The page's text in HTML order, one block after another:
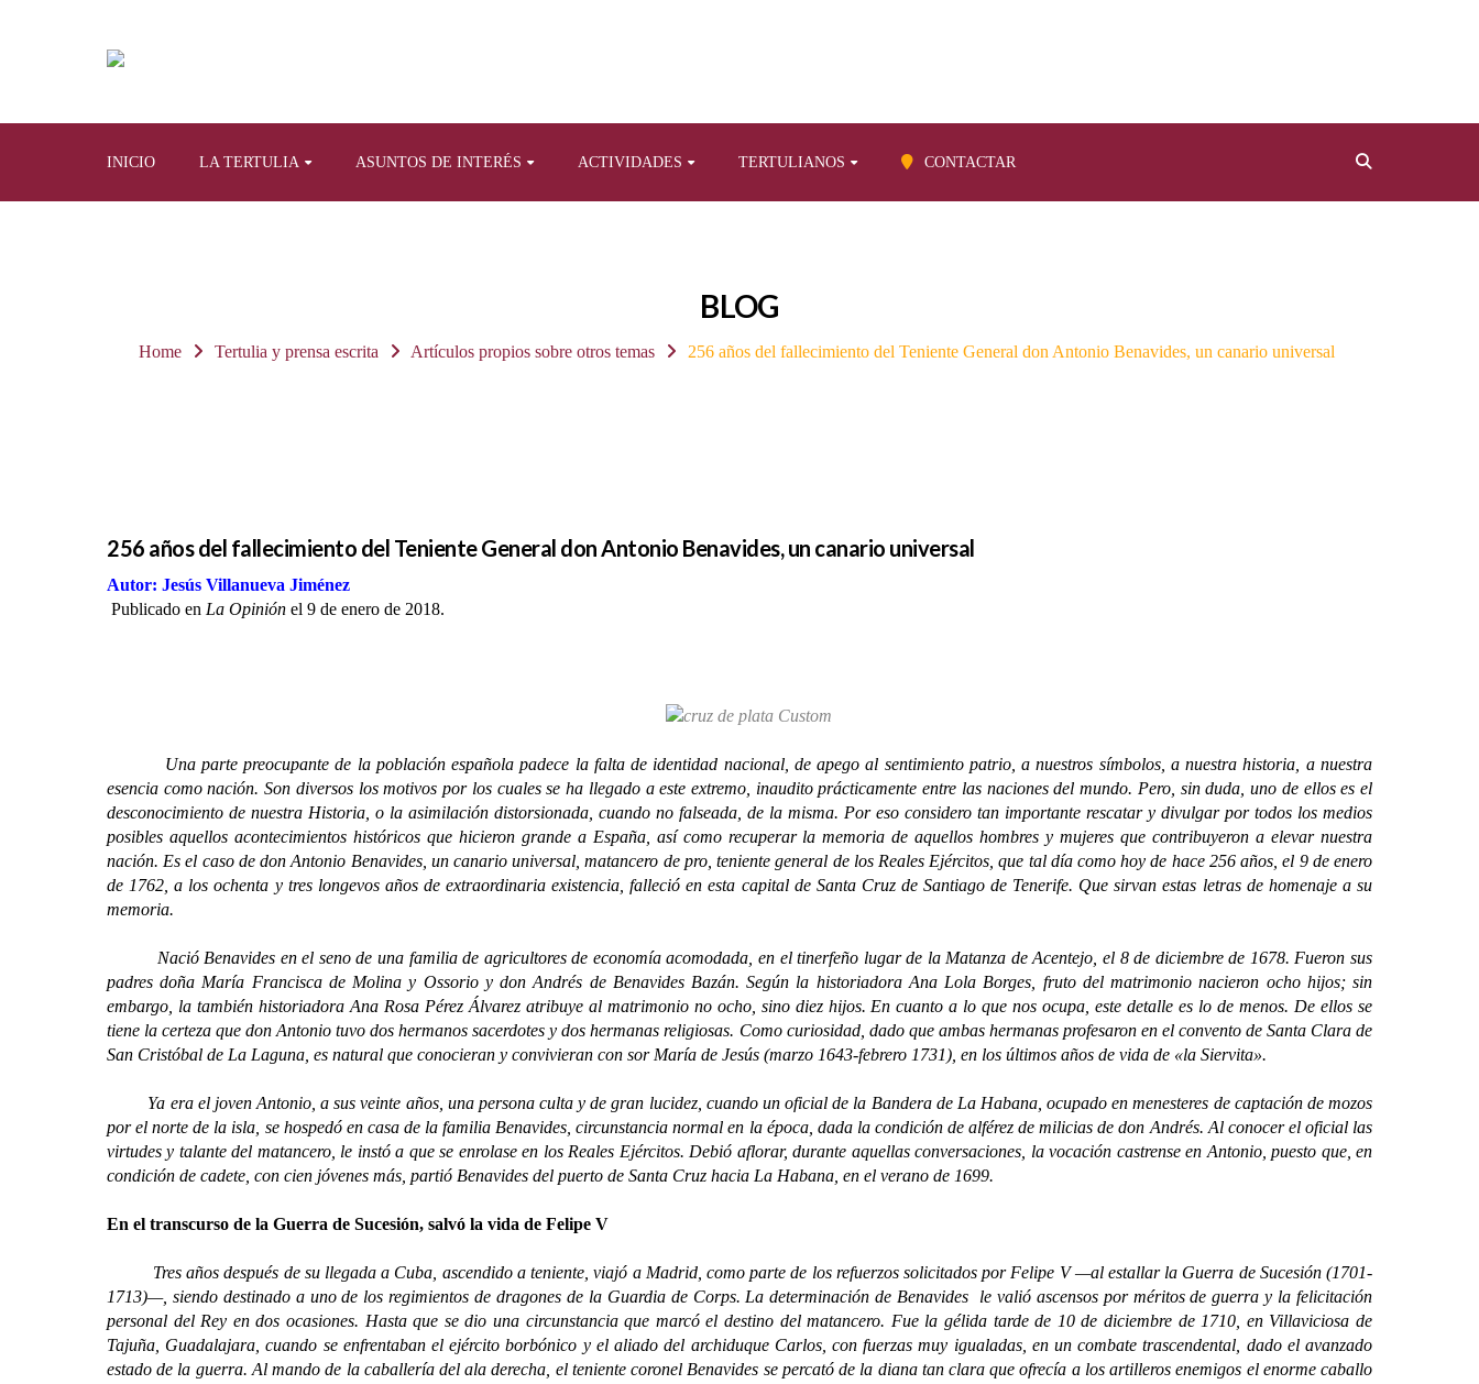
INICIO LA TERTULIA ASUNTOS DE INTERÉS ACTIVIDADES TERTULIANOS CONTACTAR
BLOG
Home Tertulia y prensa escrita Artículos propios sobre otros temas 256 años del fallecimiento del Teniente General don Antonio Benavides, un canario universal
256 años del fallecimiento del Teniente General don Antonio Benavides, un canario universal
Autor: Jesús Villanueva Jiménez
Publicado en La Opinión el 9 de enero de 2018.
Una parte preocupante de la población española padece la falta de identidad nacional, de apego al sentimiento patrio, a nuestros símbolos, a nuestra historia, a nuestra
esencia como nación. Son diversos los motivos por los cuales se ha llegado a este extremo, inaudito prácticamente entre las naciones del mundo. Pero, sin duda, uno de ellos es el
desconocimiento de nuestra Historia, o la asimilación distorsionada, cuando no falseada, de la misma. Por eso considero tan importante rescatar y divulgar por todos los medios
posibles aquellos acontecimientos históricos que hicieron grande a España, así como recuperar la memoria de aquellos hombres y mujeres que contribuyeron a elevar nuestra
nación. Es el caso de don Antonio Benavides, un canario universal, matancero de pro, teniente general de los Reales Ejércitos, que tal día como hoy de hace 256 años, el 9 de enero
de 1762, a los ochenta y tres longevos años de extraordinaria existencia, falleció en esta capital de Santa Cruz de Santiago de Tenerife. Que sirvan estas letras de homenaje a su
memoria.
Nació Benavides en el seno de una familia de agricultores de economía acomodada, en el tinerfeño lugar de la Matanza de Acentejo, el 8 de diciembre de 1678. Fueron sus
padres doña María Francisca de Molina y Ossorio y don Andrés de Benavides Bazán. Según la historiadora Ana Lola Borges, fruto del matrimonio nacieron ocho hijos; sin
embargo, la también historiadora Ana Rosa Pérez Álvarez atribuye al matrimonio no ocho, sino diez hijos. En cuanto a lo que nos ocupa, este detalle es lo de menos. De ellos se
tiene la certeza que don Antonio tuvo dos hermanos sacerdotes y dos hermanas religiosas. Como curiosidad, dado que ambas hermanas profesaron en el convento de Santa Clara de
San Cristóbal de La Laguna, es natural que conocieran y convivieran con sor María de Jesús (marzo 1643-febrero 1731), en los últimos años de vida de «la Siervita».
Ya era el joven Antonio, a sus veinte años, una persona culta y de gran lucidez, cuando un oficial de la Bandera de La Habana, ocupado en menesteres de captación de mozos
por el norte de la isla, se hospedó en casa de la familia Benavides, circunstancia normal en la época, dada la condición de alférez de milicias de don Andrés. Al conocer el oficial las
virtudes y talante del matancero, le instó a que se enrolase en los Reales Ejércitos. Debió aflorar, durante aquellas conversaciones, la vocación castrense en Antonio, puesto que, en
condición de cadete, con cien jóvenes más, partió Benavides del puerto de Santa Cruz hacia La Habana, en el verano de 1699.
En el transcurso de la Guerra de Sucesión, salvó la vida de Felipe V
Tres años después de su llegada a Cuba, ascendido a teniente, viajó a Madrid, como parte de los refuerzos solicitados por Felipe V —al estallar la Guerra de Sucesión (1701-
1713)—, siendo destinado a uno de los regimientos de dragones de la Guardia de Corps. La determinación de Benavides le valió ascensos por méritos de guerra y la felicitación
personal del Rey en dos ocasiones. Hasta que se dio una circunstancia que marcó el destino del matancero. Fue la gélida tarde de 10 de diciembre de 1710, en Villaviciosa de
Tajuña, Guadalajara, cuando se enfrentaban el ejército borbónico y el aliado del archiduque Carlos, con fuerzas muy igualadas, en un combate trascendental, dado el avanzado
estado de la guerra. Al mando de la caballería del ala derecha, el teniente coronel Benavides se percató de la diana tan clara que ofrecía a los artilleros enemigos el enorme caballo